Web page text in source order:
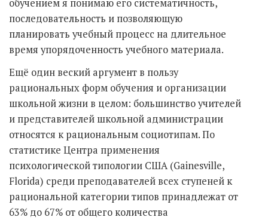
обучением я понимаю его систематичность,
последовательность и позволяющую
планировать учебный процесс на длительное
время упорядоченность учебного материала.
Ещё один веский аргумент в пользу
рациональных форм обучения и организации
школьной жизни в целом: большинство учителей
и представителей школьной администрации
относятся к рациональным социотипам. По
статистике Центра применения
психологической типологии США (Gainesville,
Florida) среди преподавателей всех ступеней к
рациональной категории типов принадлежат от
63% до 67% от общего количества